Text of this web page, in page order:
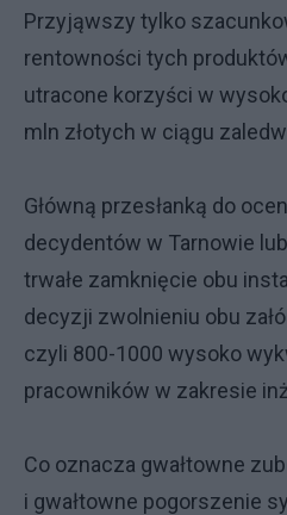
Przyjąwszy tylko
rentowności tych
utracone korzyści w
mln złotych w ciągu
Główną przesłanką do
decydentów w Tarnowie
trwałe zamknięcie obu
decyzji zwolnieniu obu
czyli 800-1000 wysoko
pracowników w zakresie
Co oznacza gwałtowne
i gwałtowne pogorszenie